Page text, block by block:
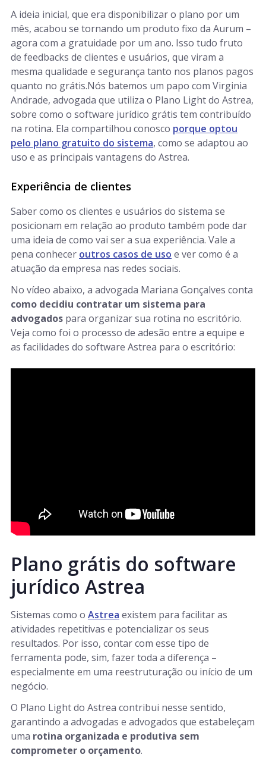
A ideia inicial, que era disponibilizar o plano por um
mês, acabou se tornando um produto fixo da Aurum –
agora com a gratuidade por um ano. Isso tudo fruto
de feedbacks de clientes e usuários, que viram a
mesma qualidade e segurança tanto nos planos pagos
quanto no grátis.Nós batemos um papo com Virginia
Andrade, advogada que utiliza o Plano Light do Astrea,
sobre como o software jurídico grátis tem contribuído
na rotina. Ela compartilhou conosco porque optou
pelo plano gratuito do sistema, como se adaptou ao
uso e as principais vantagens do Astrea.
Experiência de clientes
Saber como os clientes e usuários do sistema se
posicionam em relação ao produto também pode dar
uma ideia de como vai ser a sua experiência. Vale a
pena conhecer outros casos de uso e ver como é a
atuação da empresa nas redes sociais.
No vídeo abaixo, a advogada Mariana Gonçalves conta
como decidiu contratar um sistema para
advogados para organizar sua rotina no escritório.
Veja como foi o processo de adesão entre a equipe e
as facilidades do software Astrea para o escritório:
Plano grátis do software
jurídico Astrea
Sistemas como o Astrea existem para facilitar as
atividades repetitivas e potencializar os seus
resultados. Por isso, contar com esse tipo de
ferramenta pode, sim, fazer toda a diferença –
especialmente em uma reestruturação ou início de um
negócio.
O Plano Light do Astrea contribui nesse sentido,
garantindo a advogadas e advogados que estabeleçam
uma rotina organizada e produtiva sem
comprometer o orçamento.